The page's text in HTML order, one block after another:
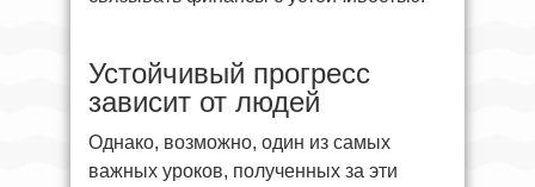
Устойчивый прогресс
зависит от людей
Однако, возможно, один из самых
важных уроков, полученных за эти